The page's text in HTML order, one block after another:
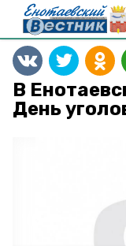
В
День